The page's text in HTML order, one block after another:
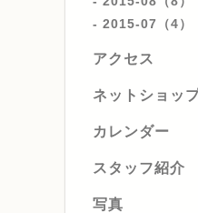
2015-07（4）
アクセス
ネットショッ
カレンダー
スタッフ紹介
写真